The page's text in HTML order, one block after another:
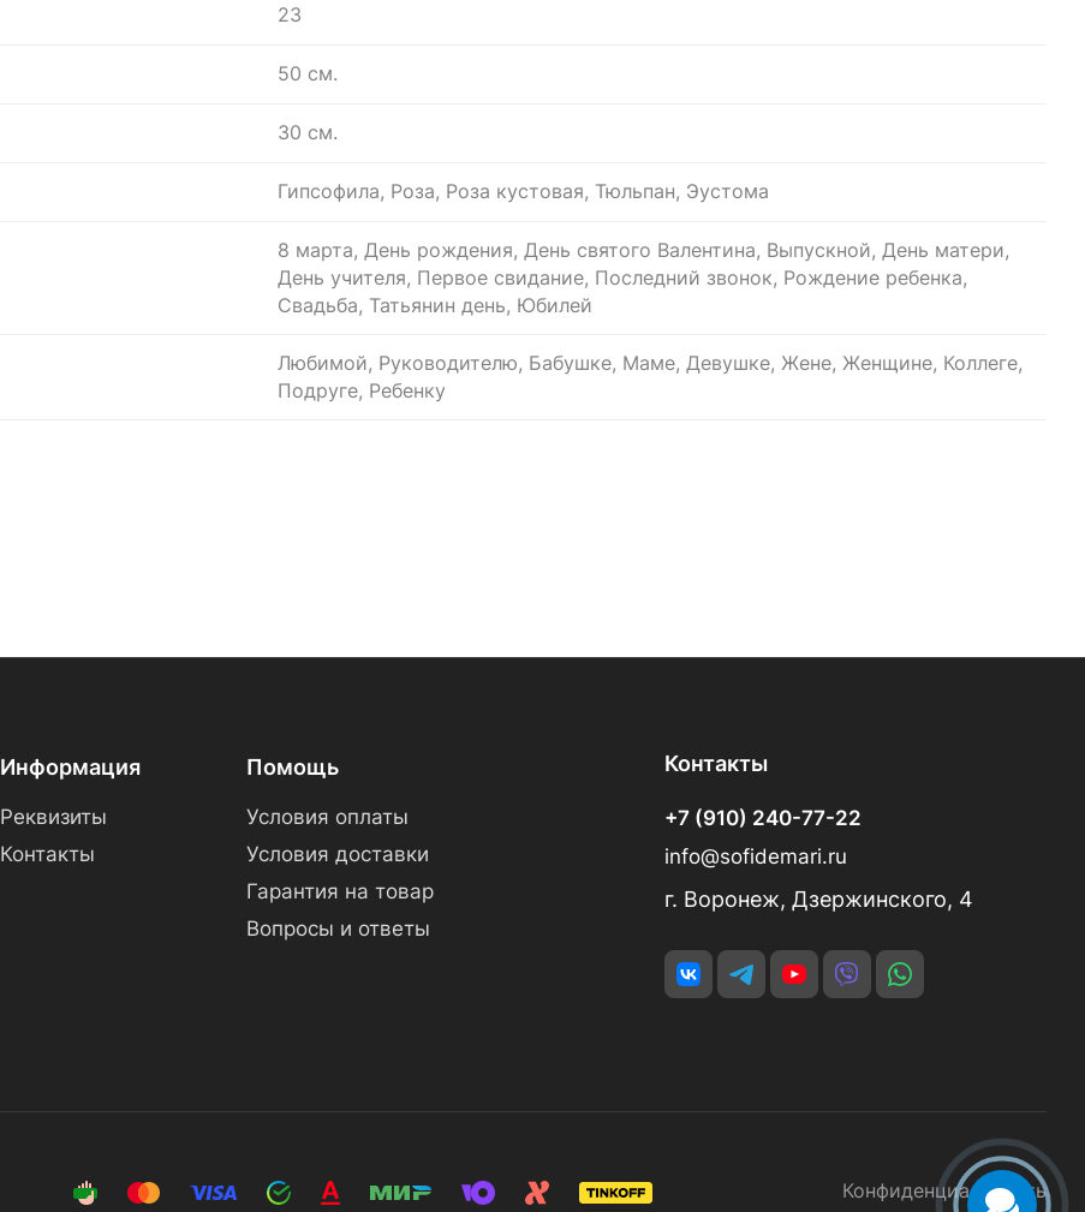
23
50 см.
30 см.
Гипсофила, Роза, Роза кустовая, Тюльпан, Эустома
8 марта, День рождения, День святого Валентина, Выпускной, День матери,
День учителя, Первое свидание, Последний звонок, Рождение ребенка,
Свадьба, Татьянин день, Юбилей
Любимой, Руководителю, Бабушке, Маме, Девушке, Жене, Женщине, Коллеге,
Подруге, Ребенку
Информация
Реквизиты
Контакты
Помощь
Условия оплаты
Условия доставки
Гарантия на товар
Вопросы и ответы
Контакты
+7 (910) 240-77-22
info@sofidemari.ru
г. Воронеж, Дзержинского, 4
Конфиденциальность